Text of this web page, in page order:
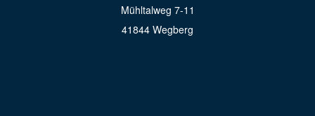
Mühltalweg 7-11
41844 Wegberg